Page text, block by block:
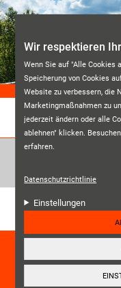
Wir respektieren
Wenn Sie auf "Alle Cookies
Speicherung von Cookies
Website zu verbessern, die
Marketingmaßnahmen zu
jederzeit ändern oder alle
ablehnen" klicken.
erfahren.
Datenschutzrichtlinie
Einstellungen
Direkt zum Inhalt
4.7